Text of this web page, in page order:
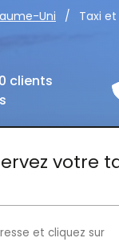
Uni Taxi
clients
votre